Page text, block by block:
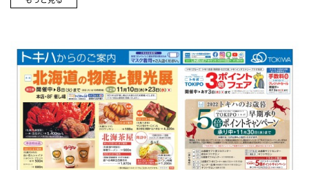
ストリング 275,000円＜D&D＞プラチナデマントイドガーネットリン
D&D＞プラチナルビーリング 2,750,000円＜D&D＞K18サファイアリ
ング 671,000円＜D&D＞スフェーンネックレス 627,000円＜ネオネロ
＞K18/WGネックレス 880,000円＜ネオネロ＞K18/WGネックレス
539,000円＜ネオネロ＞K18/WGイヤリング 253,000円